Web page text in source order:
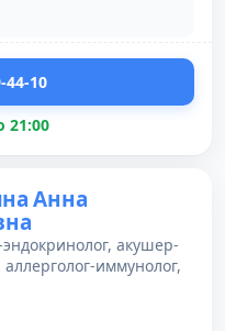
44-10
21:00
Анна
эндокринолог, акушер-
аллерголог-иммунолог,